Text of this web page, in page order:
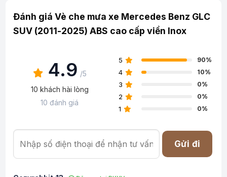
Đánh giá Vè che mưa xe Mercedes Benz GLC
SUV (2011-2025) ABS cao cấp viền Inox
4.9 /5
10 khách hài lòng
10 đánh giá
5 90%
4 10%
3 0%
2 0%
1 0%
Gửi đi